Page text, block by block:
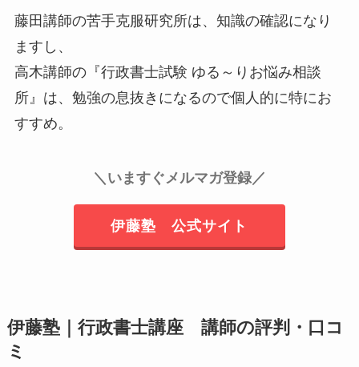
藤田講師の苦手克服研究所は、知識の確認になり
ますし、
高木講師の『行政書士試験 ゆる～りお悩み相談
所』は、勉強の息抜きになるので個人的に特にお
すすめ。
＼ いますぐメルマガ登録 ／
伊藤塾 公式サイト
伊藤塾｜行政書士講座 講師の評判・口コ
ミ